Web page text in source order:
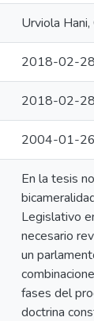
Urviola
2018-02-
2018-02-
2004-01-26
En la tesis
Legislativo
necesario
un
fases del
doctrina